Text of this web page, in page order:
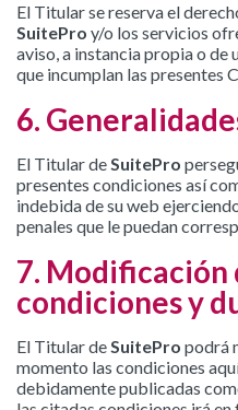
El Titular se reserva el
SuitePro y/o los servicios
aviso, a instancia propia o de
que incumplan las presentes
6.
El Titular deSuitePro
presentes condiciones así
indebida de su web
penales que le puedan
7. Modificación
condiciones y
El Titular deSuitePro podrá
momento las condiciones
debidamente publicadas